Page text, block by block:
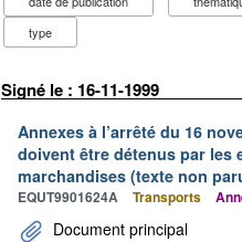
type
Signé le : 16-11-1999
Annexes à l’arrêté du 16
doivent être détenus par les
marchandises (texte non
EQUT9901624A Transports
Document principal